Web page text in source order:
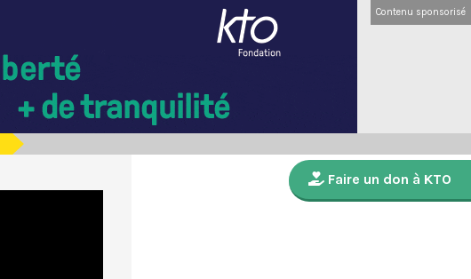
Contenu sponsorisé
Faire un don à KTO